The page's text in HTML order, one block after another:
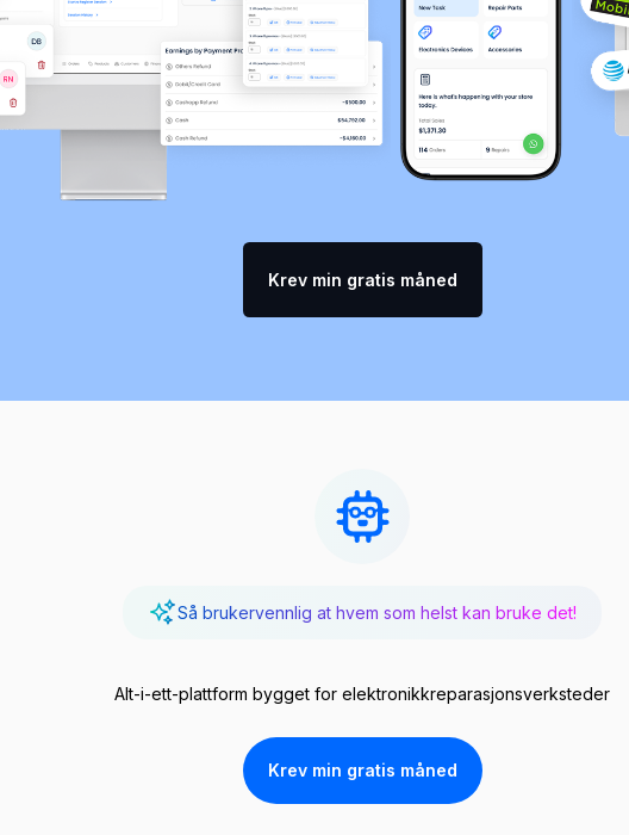
Krev min gratis måned
Så brukervennlig at hvem som helst kan bruke det!
Alt-i-ett-plattform bygget for elektronikkreparasjonsverksteder
Krev min gratis måned